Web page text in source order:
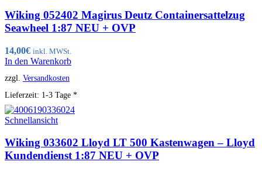
Wiking 052402 Magirus Deutz Containersattelzug
Seawheel 1:87 NEU + OVP
14,00€ inkl. MWSt.
In den Warenkorb
zzgl. Versandkosten
Lieferzeit: 1-3 Tage *
Schnellansicht
Wiking 033602 Lloyd LT 500 Kastenwagen – Lloyd
Kundendienst 1:87 NEU + OVP